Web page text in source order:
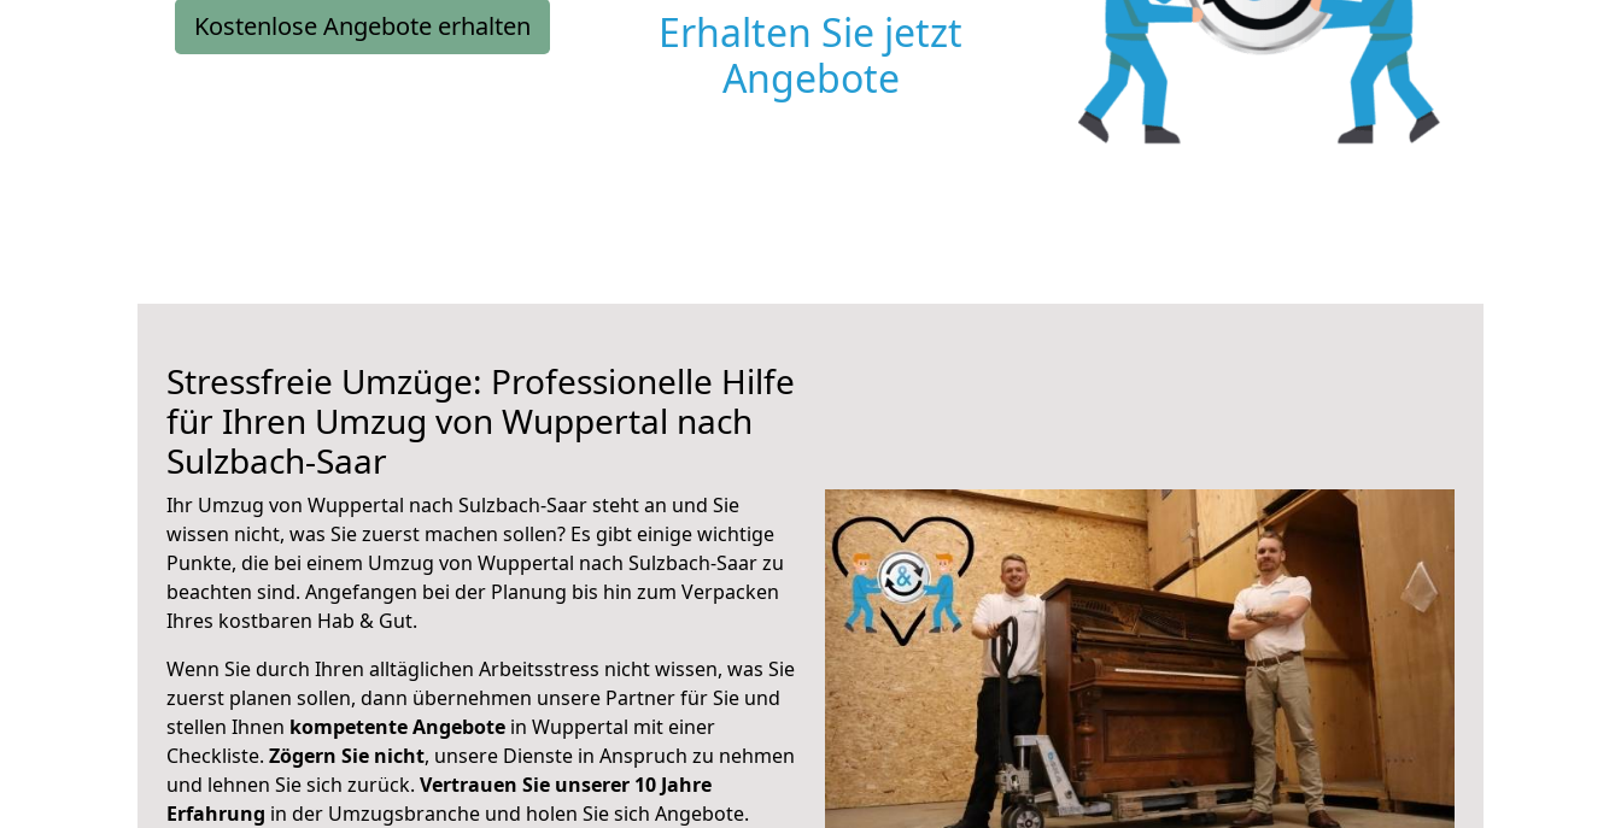
Kostenlose Angebote erhalten
Erhalten Sie jetzt
Angebote
Stressfreie Umzüge: Professionelle Hilfe
für Ihren Umzug von Wuppertal nach
Sulzbach-Saar
Ihr Umzug von Wuppertal nach Sulzbach-Saar steht an und Sie
wissen nicht, was Sie zuerst machen sollen? Es gibt einige wichtige
Punkte, die bei einem Umzug von Wuppertal nach Sulzbach-Saar zu
beachten sind. Angefangen bei der Planung bis hin zum Verpacken
Ihres kostbaren Hab & Gut.
Wenn Sie durch Ihren alltäglichen Arbeitsstress nicht wissen, was Sie
zuerst planen sollen, dann übernehmen unsere Partner für Sie und
stellen Ihnen kompetente Angebote in Wuppertal mit einer
Checkliste. Zögern Sie nicht, unsere Dienste in Anspruch zu nehmen
und lehnen Sie sich zurück. Vertrauen Sie unserer 10 Jahre
Erfahrung in der Umzugsbranche und holen Sie sich Angebote.